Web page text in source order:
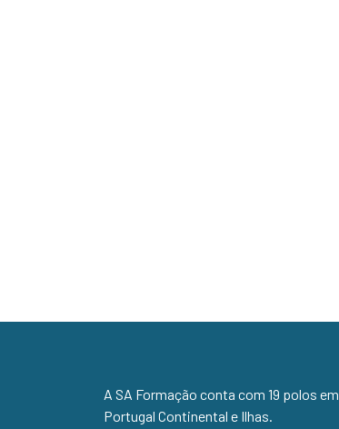
A SA Formação conta com 19 polos em
Portugal Continental e Ilhas.